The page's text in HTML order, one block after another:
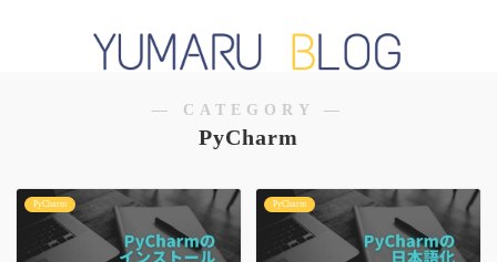
― CATEGORY ―
PyCharm
PyCharm PyCharm